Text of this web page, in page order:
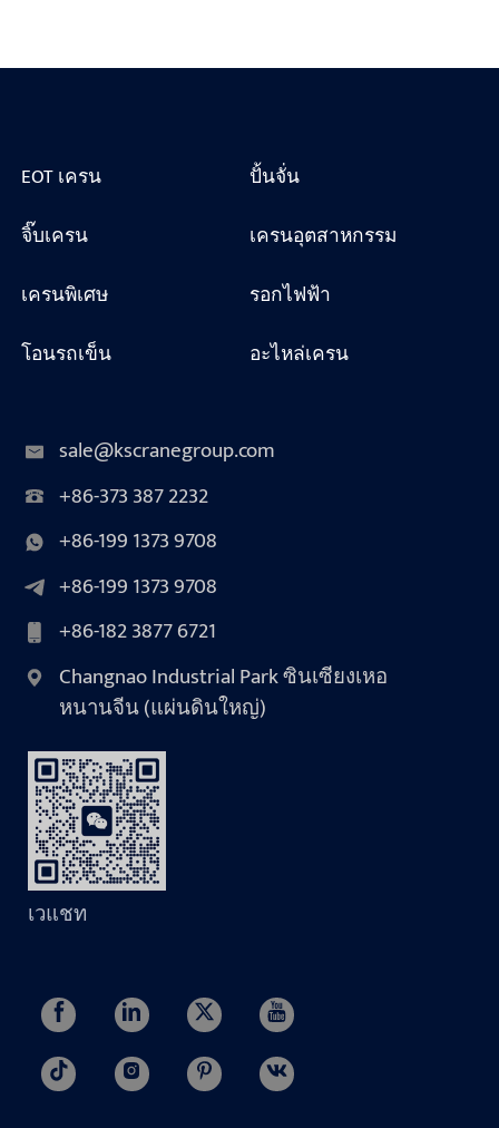
EOT เครน
ปั้นจั่น
จิ๊บเครน
เครนอุตสาหกรรม
เครนพิเศษ
รอกไฟฟ้า
โอนรถเข็น
อะไหล่เครน
sale@kscranegroup.com
+86-373 387 2232
+86-199 1373 9708
+86-199 1373 9708
+86-182 3877 6721
Changnao Industrial Park ซินเซียงเหอ
หนานจีน (แผ่นดินใหญ่)
เวแชท